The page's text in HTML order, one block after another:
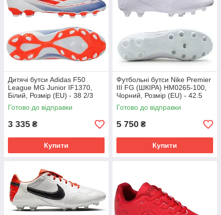
Дитячі бутси Adidas F50
League MG Junior IF1370,
Білий, Розмір (EU) - 38 2/3
Готово до відправки
3 335 ₴
Купити
Футбольні бутси Nike Premier
III FG (ШКІРА) HM0265-100,
Чорний, Розмір (EU) - 42.5
Готово до відправки
5 750 ₴
Купити